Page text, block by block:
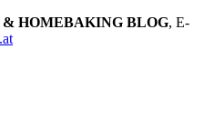
HOMEBAKING BLOG, E-